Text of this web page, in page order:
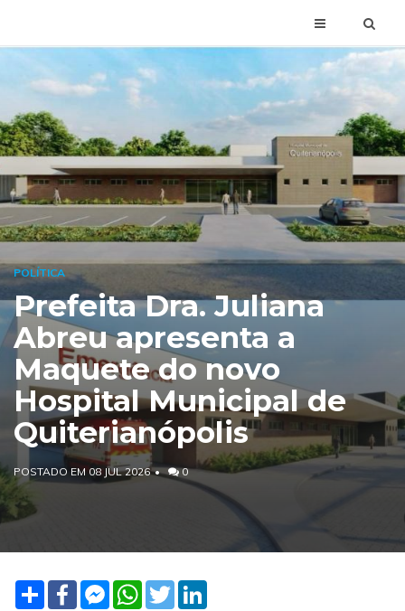
POLÍTICA
Prefeita Dra. Juliana
Abreu apresenta a
Maquete do novo
Hospital Municipal de
Quiterianópolis
POSTADO EM 08 JUL 2026 0
Share FacebookFacebook
Messenger
WhatsApp
Twitter